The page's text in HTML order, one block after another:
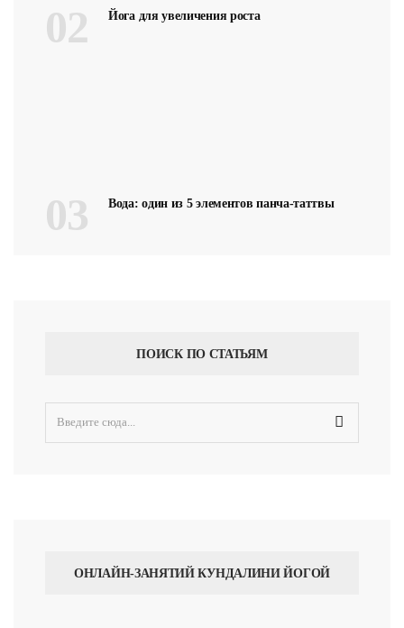
02 Йога для увеличения роста
03 Вода: один из 5 элементов панча-таттвы
ПОИСК ПО СТАТЬЯМ
ОНЛАЙН-ЗАНЯТИЙ КУНДАЛИНИ ЙОГОЙ